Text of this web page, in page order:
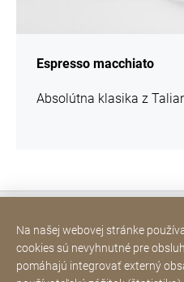
Espresso macchiato
Absolútna klasika z
Kontakt
Na našej webovej stránke
cookies sú nevyhnutné pre
pomáhajú integrovať externý